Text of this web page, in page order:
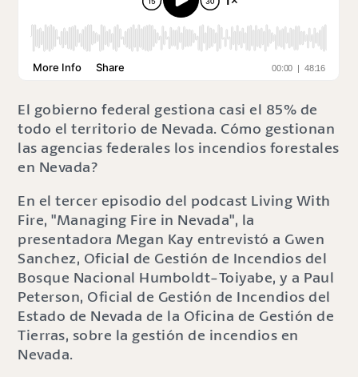
El gobierno federal gestiona casi el 85% de
todo el territorio de Nevada. Cómo gestionan
las agencias federales los incendios forestales
en Nevada?
En el tercer episodio del podcast Living With
Fire, "Managing Fire in Nevada", la
presentadora Megan Kay entrevistó a Gwen
Sanchez, Oficial de Gestión de Incendios del
Bosque Nacional Humboldt-Toiyabe, y a Paul
Peterson, Oficial de Gestión de Incendios del
Estado de Nevada de la Oficina de Gestión de
Tierras, sobre la gestión de incendios en
Nevada.